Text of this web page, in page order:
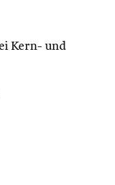
Kern- und